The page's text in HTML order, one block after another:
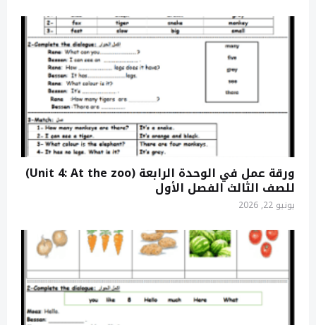
ورقة عمل في الوحدة الرابعة (Unit 4: At the zoo)
للصف الثالث الفصل الأول
يونيو 22, 2026